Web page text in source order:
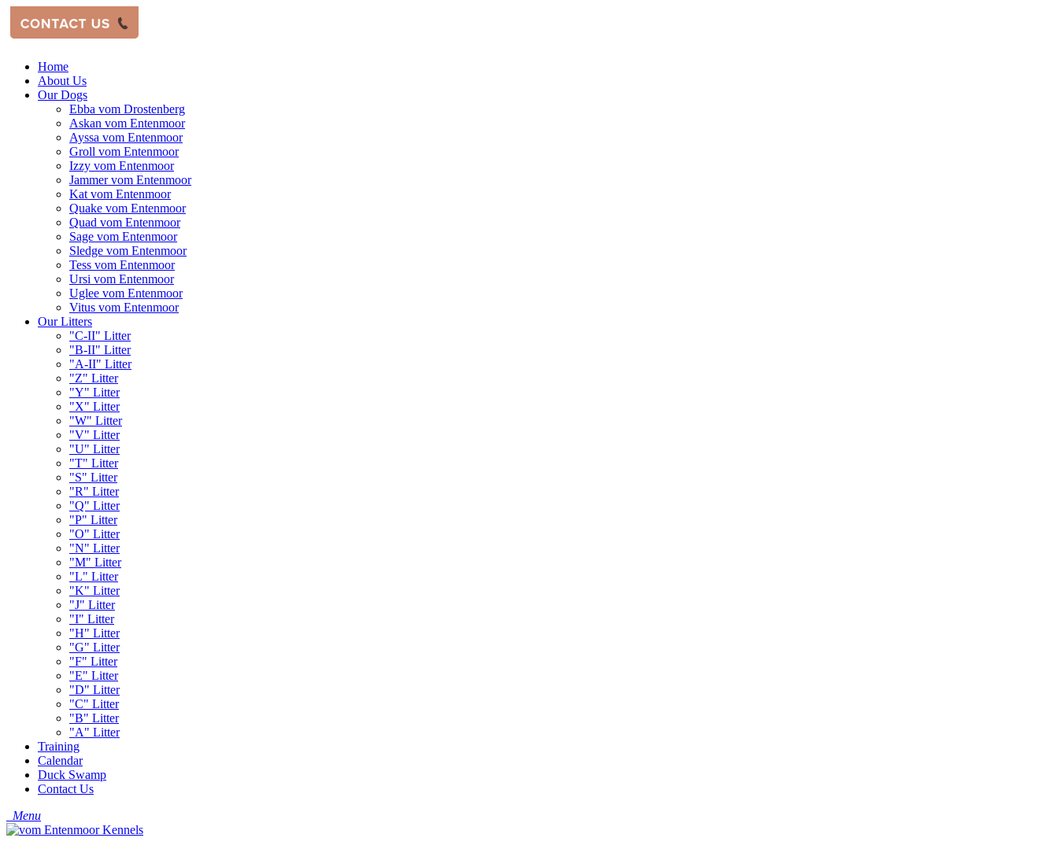
Home
About Us
Our Dogs
Ebba vom Drostenberg
Askan vom Entenmoor
Ayssa vom Entenmoor
Groll vom Entenmoor
Izzy vom Entenmoor
Jammer vom Entenmoor
Kat vom Entenmoor
Quake vom Entenmoor
Quad vom Entenmoor
Sage vom Entenmoor
Sledge vom Entenmoor
Tess vom Entenmoor
Ursi vom Entenmoor
Uglee vom Entenmoor
Vitus vom Entenmoor
Our Litters
"C-II" Litter
"B-II" Litter
"A-II" Litter
"Z" Litter
"Y" Litter
"X" Litter
"W" Litter
"V" Litter
"U" Litter
"T" Litter
"S" Litter
"R" Litter
"Q" Litter
"P" Litter
"O" Litter
"N" Litter
"M" Litter
"L" Litter
"K" Litter
"J" Litter
"I" Litter
"H" Litter
"G" Litter
"F" Litter
"E" Litter
"D" Litter
"C" Litter
"B" Litter
"A" Litter
Training
Calendar
Duck Swamp
Contact Us
Menu